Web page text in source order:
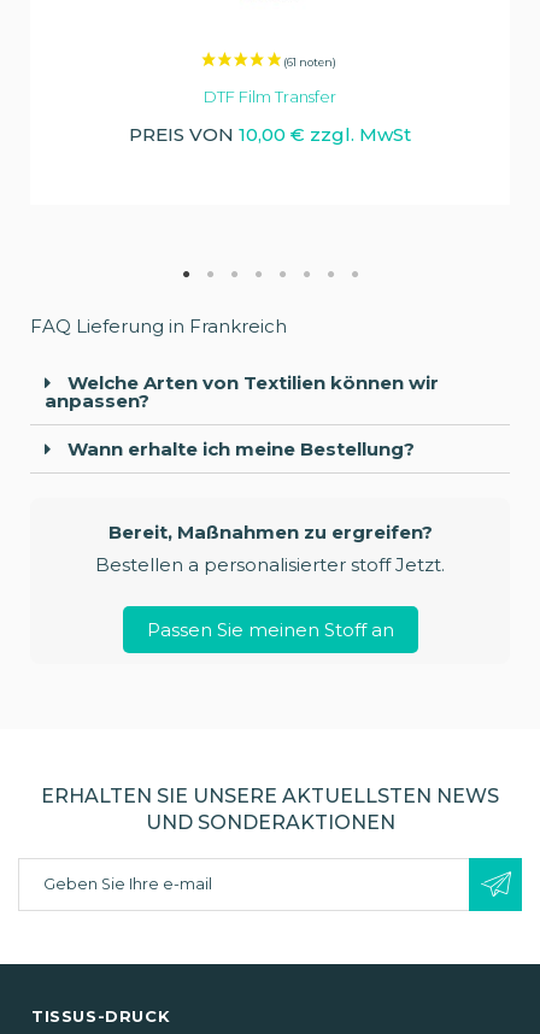
€ zzgl. MwSt PREIS VON
FAQ Lieferung in Frankreich
Welche Arten von Textilien können wir
anpassen?
Wann erhalte ich meine Bestellung?
Bereit, Maßnahmen zu ergreifen?
Bestellen a personalisierter stoff Jetzt.
Passen Sie meinen Stoff an
ERHALTEN SIE UNSERE AKTUELLSTEN NEWS
UND SONDERAKTIONEN
TISSUS-DRUCK